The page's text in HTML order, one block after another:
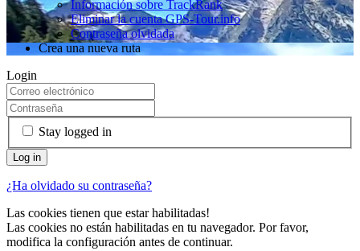
Información sobre TrackRank
Eliminar la cuenta GPS-Tour.info
Contraseña olvidada
Crea una nueva ruta
Login
Stay logged in
¿Ha olvidado su contraseña?
Las cookies tienen que estar habilitadas!
Las cookies no están habilitadas en tu navegador. Por favor,
modifica la configuración antes de continuar.